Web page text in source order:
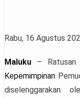
Rabu, 16 Agustus
Maluku– Ratusan
Kepemimpinan
diselenggarakan